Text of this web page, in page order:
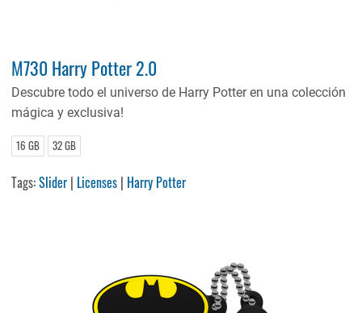
M730 Harry Potter 2.0
Descubre todo el universo de Harry Potter en una colección
mágica y exclusiva!
16 GB 32 GB
Tags:Slider | Licenses | Harry Potter